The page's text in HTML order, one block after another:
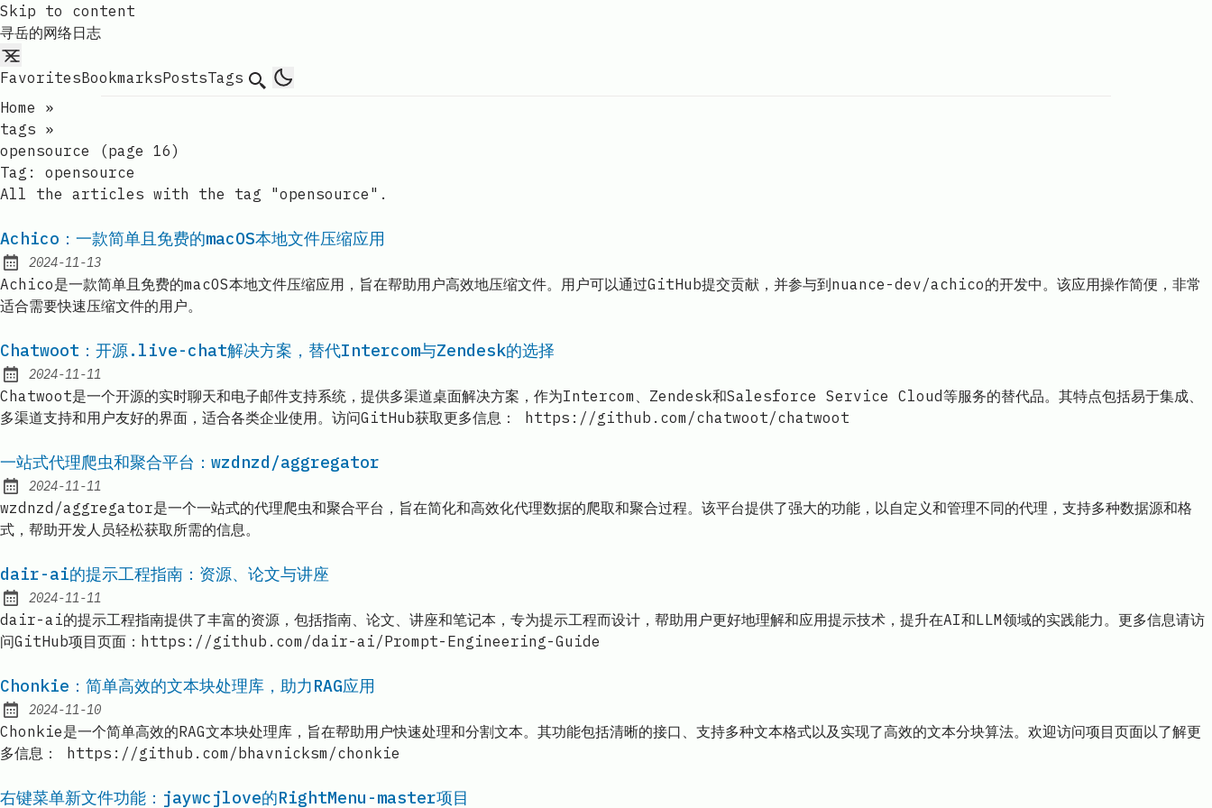
Skip to content
寻岳的网络日志
FavoritesBookmarksPostsTags Search
Home
»
tags »
opensource (page 16)
Tag: opensource
All the articles with the tag "opensource".
Achico：一款简单且免费的macOS本地文件压缩应用
Published:
2024-11-13
Achico是一款简单且免费的macOS本地文件压缩应用，旨在帮助用户高效地压缩文件。用户可以通过GitHub提交贡献，并参与到nuance-dev/achico的开发中。该应用操作简便，非常
适合需要快速压缩文件的用户。
Chatwoot：开源.live-chat解决方案，替代Intercom与Zendesk的选择
Published:
2024-11-11
Chatwoot是一个开源的实时聊天和电子邮件支持系统，提供多渠道桌面解决方案，作为Intercom、Zendesk和Salesforce Service Cloud等服务的替代品。其特点包括易于集成、
多渠道支持和用户友好的界面，适合各类企业使用。访问GitHub获取更多信息： https://github.com/chatwoot/chatwoot
一站式代理爬虫和聚合平台：wzdnzd/aggregator
Published:
2024-11-11
wzdnzd/aggregator是一个一站式的代理爬虫和聚合平台，旨在简化和高效化代理数据的爬取和聚合过程。该平台提供了强大的功能，以自定义和管理不同的代理，支持多种数据源和格
式，帮助开发人员轻松获取所需的信息。
dair-ai的提示工程指南：资源、论文与讲座
Published:
2024-11-11
dair-ai的提示工程指南提供了丰富的资源，包括指南、论文、讲座和笔记本，专为提示工程而设计，帮助用户更好地理解和应用提示技术，提升在AI和LLM领域的实践能力。更多信息请访
问GitHub项目页面：https://github.com/dair-ai/Prompt-Engineering-Guide
Chonkie：简单高效的文本块处理库，助力RAG应用
Published:
2024-11-10
Chonkie是一个简单高效的RAG文本块处理库，旨在帮助用户快速处理和分割文本。其功能包括清晰的接口、支持多种文本格式以及实现了高效的文本分块算法。欢迎访问项目页面以了解更
多信息： https://github.com/bhavnicksm/chonkie
右键菜单新文件功能：jaywcjlove的RightMenu-master项目